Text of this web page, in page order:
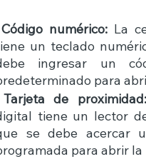
Código numérico: La
un teclado
ingresar un
para
Tarjeta de proximidad:
tiene un lector
se debe acercar
para abrir la